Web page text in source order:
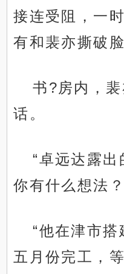
接连受阻，一
有和裴亦撕破
书?房内，
话。
“卓远达露出
你有什么想法？
“他在津市
五月份完工，